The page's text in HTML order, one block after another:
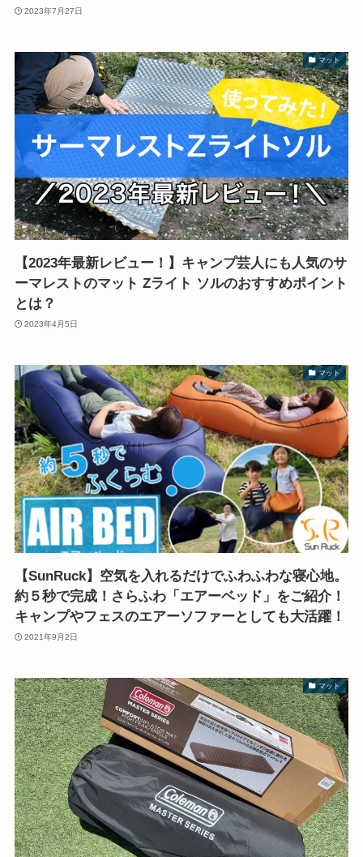
2023年7月27日
マット
【2023年最新レビュー！】キャンプ芸人にも人気のサ
ーマレストのマット Zライト ソルのおすすめポイント
とは？
2023年4月5日
マット
【SunRuck】空気を入れるだけでふわふわな寝心地。
約５秒で完成！さらふわ「エアーベッド」をご紹介！
キャンプやフェスのエアーソファーとしても大活躍！
2021年9月2日
マット